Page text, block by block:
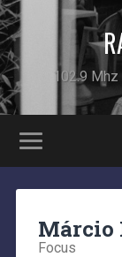
102.9
Márcio
Focus